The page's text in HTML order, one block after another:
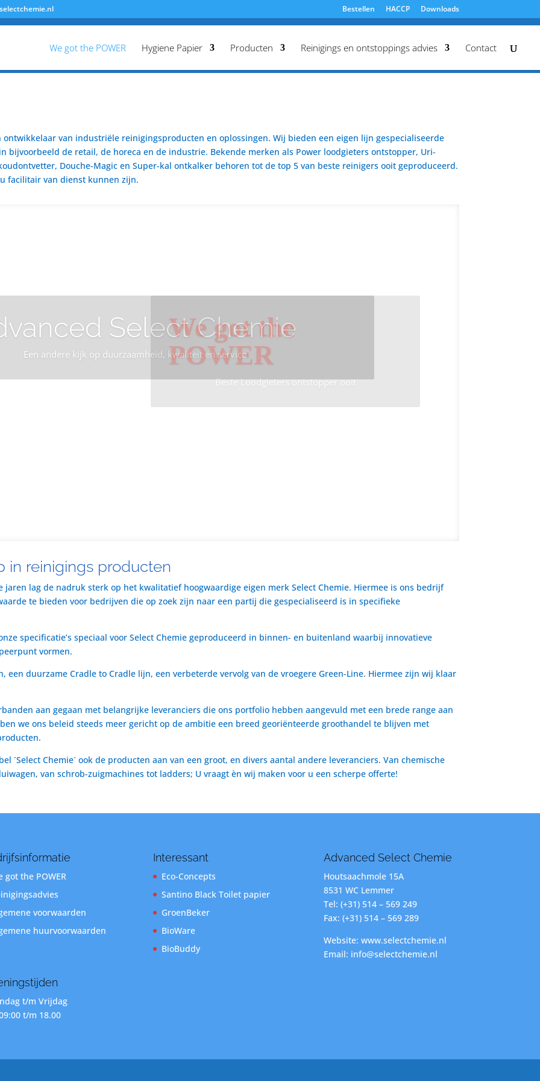
Bestellen HACCP Downloads
We got the POWER Hygiene Papier Producten Reinigings en ontstoppings advies Contact
ontwikkelaar van industriële reinigingsproducten en oplossingen. Wij bieden een eigen lijn gespecialiseerde
bijvoorbeeld de retail, de horeca en de industrie. Bekende merken als Power loodgieters ontstopper, Uri-
Douche-Magic en Super-kal ontkalker behoren tot de top 5 van beste reinigers ooit geproduceerd.
facilitair van dienst kunnen zijn.
Select Chemie
Een andere kijk op duurzaamheid, kwaliteit en service
We got the
POWER
Beste Loodgieters ontstopper ooit
in reinigings producten
jaren lag de nadruk sterk op het kwalitatief hoogwaardige eigen merk Select Chemie. Hiermee is ons bedrijf
te bieden voor bedrijven die op zoek zijn naar een partij die gespecialiseerd is in specifieke
specificatie’s speciaal voor Select Chemie geproduceerd in binnen- en buitenland waarbij innovatieve
vormen.
een duurzame Cradle to Cradle lijn, een verbeterde vervolg van de vroegere Green-Line. Hiermee zijn wij klaar
aan gegaan met belangrijke leveranciers die ons portfolio hebben aangevuld met een brede range aan
we ons beleid steeds meer gericht op de ambitie een breed georiënteerde groothandel te blijven met
´Select Chemie´ ook de producten aan van een groot, en divers aantal andere leveranciers. Van chemische
van schrob-zuigmachines tot ladders; U vraagt èn wij maken voor u een scherpe offerte!
got the POWER
voorwaarden
huurvoorwaarden
t/m Vrijdag
t/m 18.00
Interessant
Eco-Concepts
Santino Black Toilet papier
GroenBeker
BioWare
BioBuddy
Advanced Select Chemie
Houtsaachmole 15A
8531 WC Lemmer
Tel: (+31) 514 – 569 249
Fax: (+31) 514 – 569 289
Website: www.selectchemie.nl
Email: info@selectchemie.nl